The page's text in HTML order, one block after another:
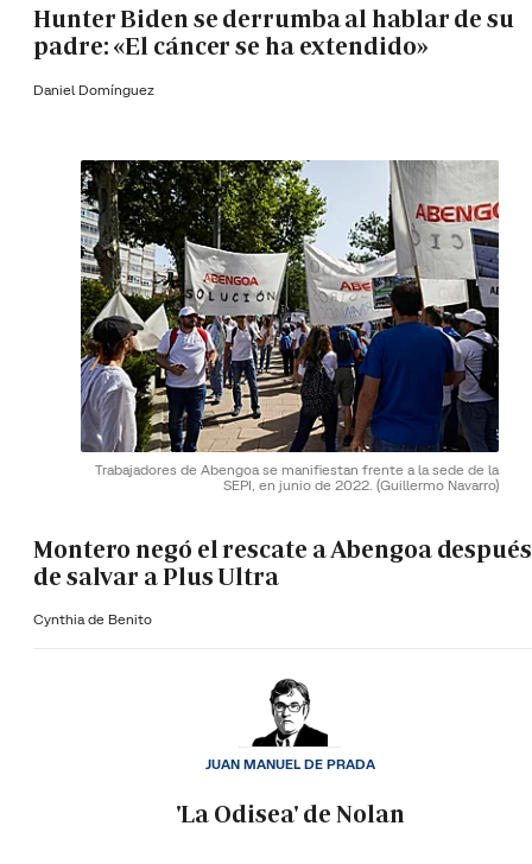
Hunter Biden se derrumba al hablar de su
padre: «El cáncer se ha extendido»
Daniel Domínguez
Trabajadores de Abengoa se manifiestan frente a la sede de la
SEPI, en junio de 2022. (Guillermo Navarro)
Montero negó el rescate a Abengoa después
de salvar a Plus Ultra
Cynthia de Benito
'La Odisea' de Nolan
JUAN MANUEL DE PRADA